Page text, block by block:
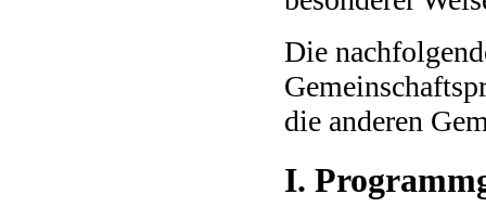
Die
die anderen
I.